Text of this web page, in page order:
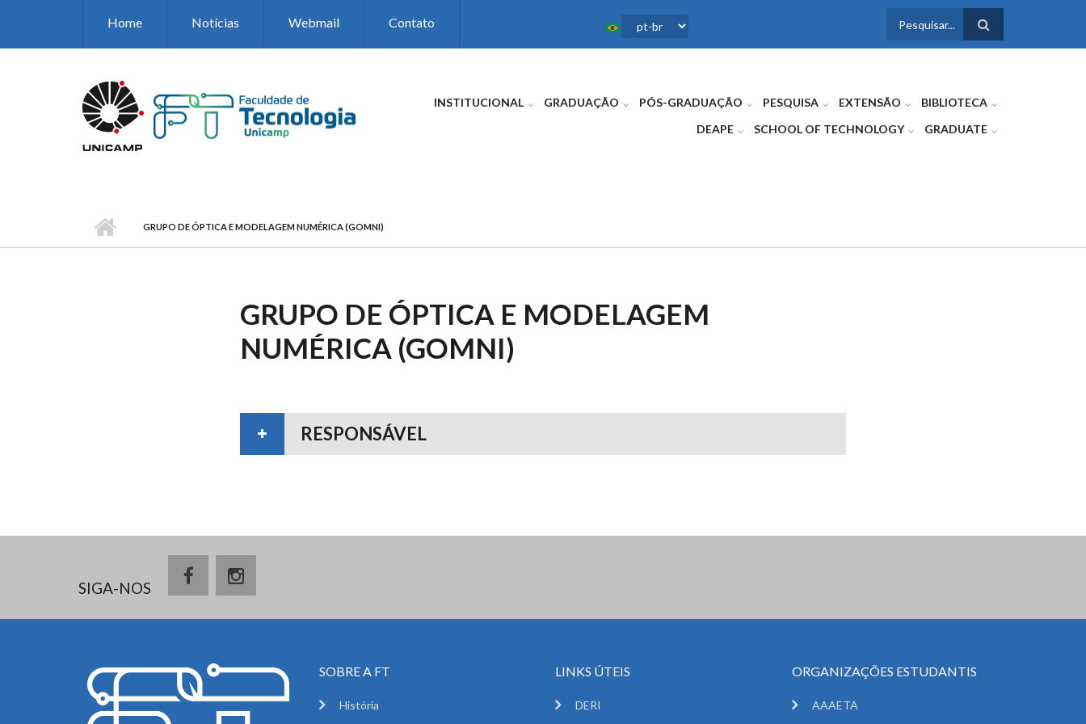
Home Notícias Webmail Contato
FORMULÁRIO
INSTITUCIONAL GRADUAÇÃO PÓS-GRADUAÇÃO PESQUISA EXTENSÃO
BIBLIOTECA
DEAPE
SCHOOL OF TECHNOLOGY GRADUATE
GRUPO DE ÓPTICA E MODELAGEM NUMÉRICA (GOMNI)
GRUPO DE ÓPTICA E MODELAGEM
NUMÉRICA (GOMNI)
RESPONSÁVEL
SIGA-NOS
SOBRE A FT
História
LINKS ÚTEIS
DERI
ORGANIZAÇÕES ESTUDANTIS
AAAETA